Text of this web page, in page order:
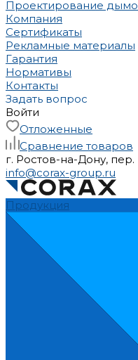
Проектирование
Компания
Сертификаты
Рекламные материалы
Гарантия
Нормативы
Контакты
Задать вопрос
Войти
Отложенные
Сравнение товаров
г. Ростов-на-Дону,
info@corax-group.ru
Продукция